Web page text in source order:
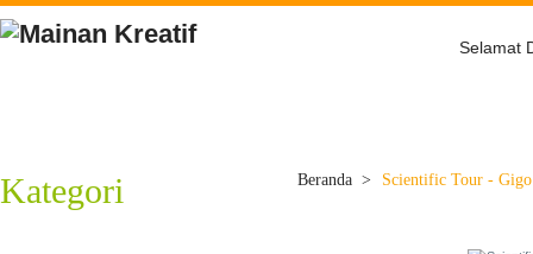
Selamat
Kategori Beranda > Scientific Tour - Gigo